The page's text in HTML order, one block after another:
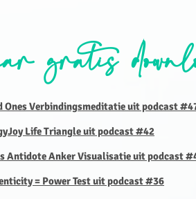
gratis
Ones Verbindingsmeditatie uit podcast
Life Triangle uit podcast #42
Antidote Anker Visualisatie uit podcast
= Power Test uit podcast #36